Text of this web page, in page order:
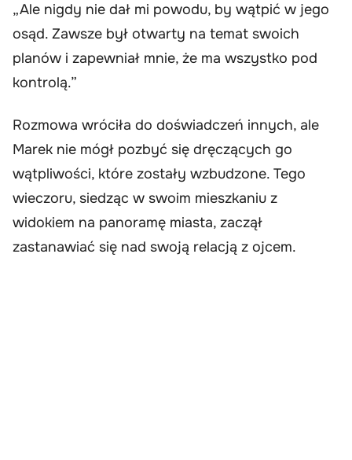
„Ale nigdy nie dał mi powodu, by wątpić w jego
osąd. Zawsze był otwarty na temat swoich
planów i zapewniał mnie, że ma wszystko pod
kontrolą.”
Rozmowa wróciła do doświadczeń innych, ale
Marek nie mógł pozbyć się dręczących go
wątpliwości, które zostały wzbudzone. Tego
wieczoru, siedząc w swoim mieszkaniu z
widokiem na panoramę miasta, zaczął
zastanawiać się nad swoją relacją z ojcem.